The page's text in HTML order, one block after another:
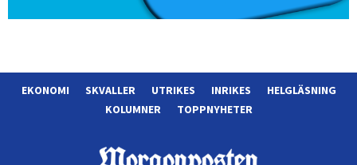
EKONOMI SKVALLER UTRIKES INRIKES
HELGLÄSNING
KOLUMNER
TOPPNYHETER